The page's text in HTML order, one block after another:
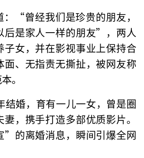
：“曾经我们是珍贵的朋友，
后是家人一样的朋友”，两人
子女，并在影视事业上保持合
面、无指责无撕扯，被网友称
。
结婚，育有一儿一女，曾是圈
，携手打造多部优质影片。
的离婚消息，瞬间引爆全网